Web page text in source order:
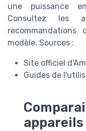
une puissance
Consultez les
recommandations
modèle. Sources :
Site officiel
Guides de
appareils